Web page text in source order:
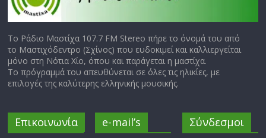
Το Ράδιο Μαστίχα 107.7 FM Stereo πήρε το όνομά του από
το Μαστιχόδεντρο (Σχίνος) που ευδοκιμεί και καλλιεργείται
μόνο στη Νότια Χίο, όπου και παράγεται η μαστίχα.
Το πρόγραμμά του απευθύνεται σε όλες τις ηλικίες, με
επιλογές της καλύτερης ελληνικής μουσικής.
Επικοινωνία e-mail’s Σύνδεσμοι